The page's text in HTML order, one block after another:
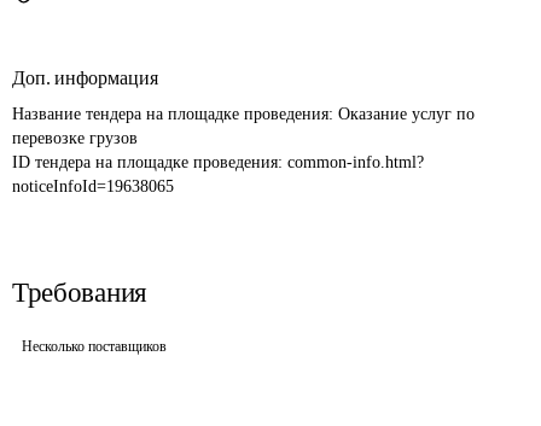
Доп. информация
Название тендера на площадке проведения: Оказание услуг по
перевозке грузов
ID тендера на площадке проведения: common-info.html?
noticeInfoId=19638065
Требования
Несколько поставщиков